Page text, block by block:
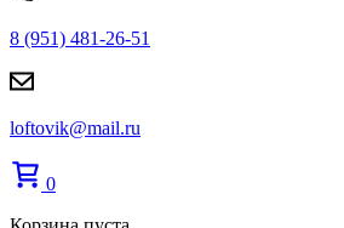
8 (951) 481-26-51
loftovik@mail.ru
0